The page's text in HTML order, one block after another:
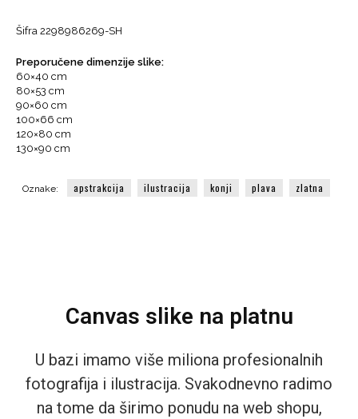
i
boja
količina
Šifra 2298986269-SH
Preporučene dimenzije slike:
60×40 cm
80×53 cm
90×60 cm
100×66 cm
120×80 cm
130×90 cm
Oznake: apstrakcija ilustracija konji plava zlatna
Canvas slike na platnu
U bazi imamo više miliona profesionalnih
fotografija i ilustracija. Svakodnevno radimo
na tome da širimo ponudu na web shopu,